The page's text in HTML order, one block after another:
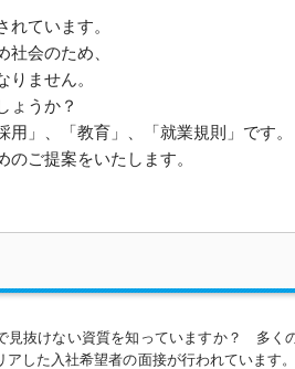
ています。
会のため、
ません。
ょうか？
」、「教育」、「就業規則」です。
ご提案をいたします。
見抜けない資質を知っていますか？ 多く
アした入社希望者の面接が行われています